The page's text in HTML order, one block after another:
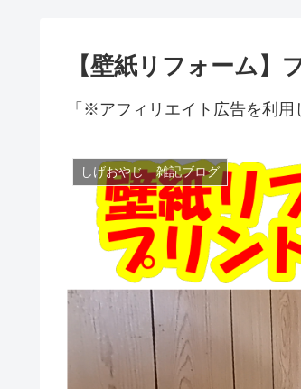
【壁紙リフォーム
「※アフィリエイト広告を利用
しげおやじ 雑記ブログ